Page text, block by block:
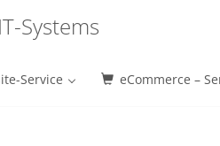
Systems
Service eCommerce –